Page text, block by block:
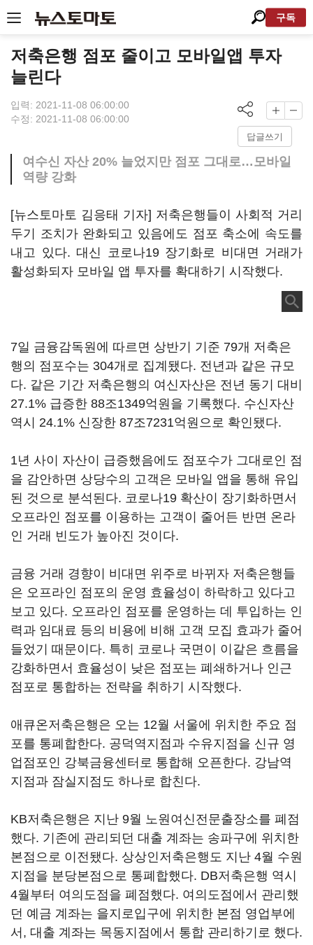
구독
저축은행 점포 줄이고 모바일앱 투자
늘린다
입력: 2021-11-08 06:00:00
수정: 2021-11-08 06:00:00
답글쓰기
여수신 자산 20% 늘었지만 점포 그대로…모바일
역량 강화
[뉴스토마토 김응태 기자] 저축은행들이 사회적 거리
두기 조치가 완화되고 있음에도 점포 축소에 속도를
내고 있다. 대신 코로나19 장기화로 비대면 거래가
활성화되자 모바일 앱 투자를 확대하기 시작했다.
7일 금융감독원에 따르면 상반기 기준 79개 저축은
행의 점포수는 304개로 집계됐다. 전년과 같은 규모
다. 같은 기간 저축은행의 여신자산은 전년 동기 대비
27.1% 급증한 88조1349억원을 기록했다. 수신자산
역시 24.1% 신장한 87조7231억원으로 확인됐다.
1년 사이 자산이 급증했음에도 점포수가 그대로인 점
을 감안하면 상당수의 고객은 모바일 앱을 통해 유입
된 것으로 분석된다. 코로나19 확산이 장기화하면서
오프라인 점포를 이용하는 고객이 줄어든 반면 온라
인 거래 빈도가 높아진 것이다.
금융 거래 경향이 비대면 위주로 바뀌자 저축은행들
은 오프라인 점포의 운영 효율성이 하락하고 있다고
보고 있다. 오프라인 점포를 운영하는 데 투입하는 인
력과 임대료 등의 비용에 비해 고객 모집 효과가 줄어
들었기 때문이다. 특히 코로나 국면이 이같은 흐름을
강화하면서 효율성이 낮은 점포는 폐쇄하거나 인근
점포로 통합하는 전략을 취하기 시작했다.
애큐온저축은행은 오는 12월 서울에 위치한 주요 점
포를 통폐합한다. 공덕역지점과 수유지점을 신규 영
업점포인 강북금융센터로 통합해 오픈한다. 강남역
지점과 잠실지점도 하나로 합친다.
KB저축은행은 지난 9월 노원여신전문출장소를 폐점
했다. 기존에 관리되던 대출 계좌는 송파구에 위치한
본점으로 이전됐다. 상상인저축은행도 지난 4월 수원
지점을 분당본점으로 통폐합했다. DB저축은행 역시
4월부터 여의도점을 폐점했다. 여의도점에서 관리했
던 예금 계좌는 을지로입구에 위치한 본점 영업부에
서, 대출 계좌는 목동지점에서 통합 관리하기로 했다.